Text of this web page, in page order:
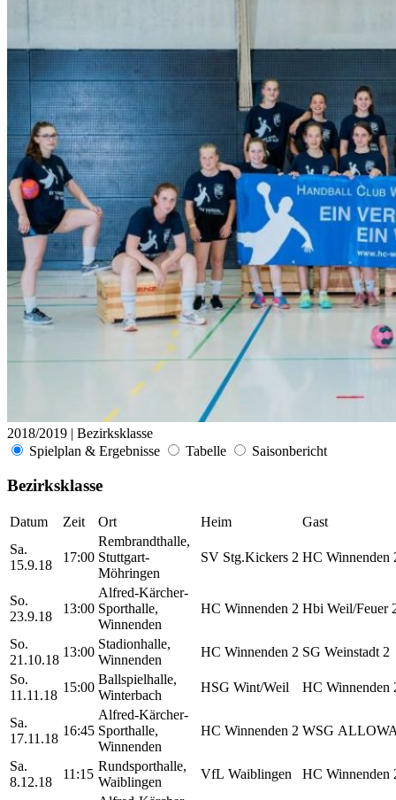
2018/2019 | Bezirksklasse
Spielplan & Ergebnisse
Tabelle Saisonbericht
Bezirksklasse
Datum Zeit Ort Heim
Gast
Sa.
15.9.18
17:00
Rembrandthalle,
Stuttgart-
Möhringen
SV Stg.Kickers 2 HC Winnenden
So.
23.9.18
13:00
Alfred-Kärcher-
Sporthalle,
Winnenden
HC Winnenden 2 Hbi Weil/Feuer
So.
21.10.18
13:00
Stadionhalle,
Winnenden
HC Winnenden 2 SG Weinstadt 2
So.
11.11.18
15:00
Ballspielhalle,
Winterbach
HSG Wint/Weil HC Winnenden
Sa.
17.11.18
16:45
Alfred-Kärcher-
Sporthalle,
Winnenden
HC Winnenden 2 WSG
Sa.
8.12.18
11:15
Rundsporthalle,
Waiblingen
VfL Waiblingen
HC Winnenden